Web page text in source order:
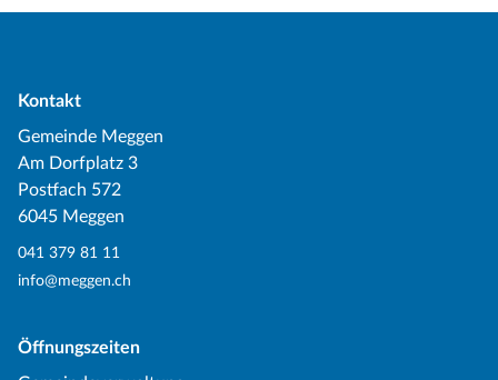
Kontakt
Gemeinde Meggen
Am Dorfplatz 3
Postfach 572
6045 Meggen
041 379 81 11
info@meggen.ch
Öffnungszeiten